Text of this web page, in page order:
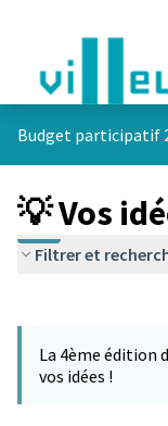
Budget participatif
💡 Vos
Filtrer et
−
La 4ème édition
vos idées !